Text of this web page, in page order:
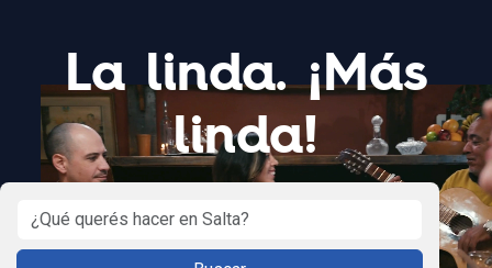
La linda. ¡Más
linda!